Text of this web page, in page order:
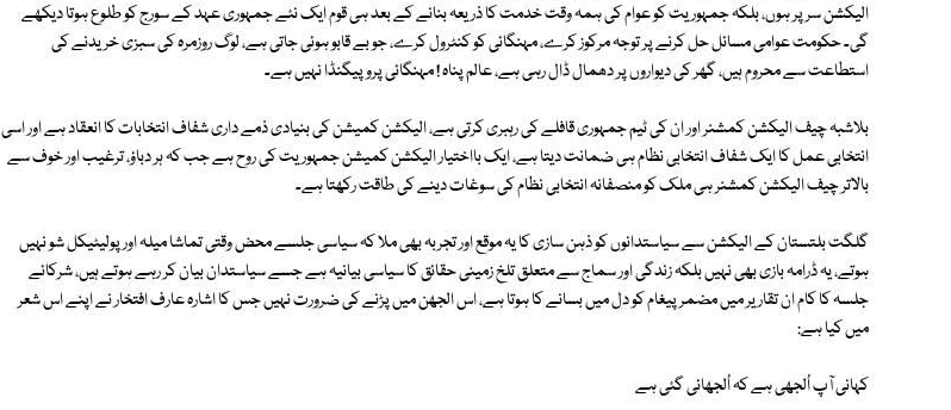
الیکشن سر پر ہوں، بلکہ جمہوریت کو عوام کی ہمہ وقت خدمت کا ذریعہ بنانے کے بعد ہی قوم ایک نئے جمہوری عہد کے سورج کو طلوع ہوتا دیکھے
گی۔ حکومت عوامی مسائل حل کرنے پر توجہ مرکوز کرے، مہنگائی کو کنٹرول کرے، جو بے قابو ہوئی جاتی ہے، لوگ روزمرہ کی سبزی خریدنے کی
استطاعت سے محروم ہیں، گھر کی دیواروں پر دھمال ڈال رہی ہے، عالم پناہ ! مہنگائی پروپیگنڈا نہیں ہے۔
بلاشبہ چیف الیکشن کمشنر اور ان کی ٹیم جمہوری قافلے کی رہبری کرتی ہے، الیکشن کمیشن کی بنیادی ذمے داری شفاف انتخابات کا انعقاد ہے اور اسی
انتخابی عمل کا ایک شفاف انتخابی نظام ہی ضمانت دیتا ہے، ایک بااختیار الیکشن کمیشن جمہوریت کی روح ہے جب کہ ہر دباؤ، ترغیب اور خوف سے
بالاتر چیف الیکشن کمشنر ہی ملک کو منصفانہ انتخابی نظام کی سوغات دینے کی طاقت رکھتا ہے۔
گلگت بلتستان کے الیکشن سے سیاستدانوں کو ذہن سازی کا یہ موقع اور تجربہ بھی ملا کہ سیاسی جلسے محض وقتی تماشا میلہ اور پولیٹیکل شو نہیں
ہوتے، یہ ڈرامہ بازی بھی نہیں بلکہ زندگی اور سماج سے متعلق تلخ زمینی حقائق کا سیاسی بیانیہ ہے جسے سیاستدان بیان کر رہے ہوتے ہیں، شرکائے
جلسہ کا کام ان تقاریر میں مضمر پیغام کو دل میں بسانے کا ہوتا ہے، اس الجھن میں پڑنے کی ضرورت نہیں جس کا اشارہ عارف افتخار نے اپنے اس شعر
میں کیا ہے:
کہانی آپ اُلجھی ہے کہ اُلجھائی گئی ہے